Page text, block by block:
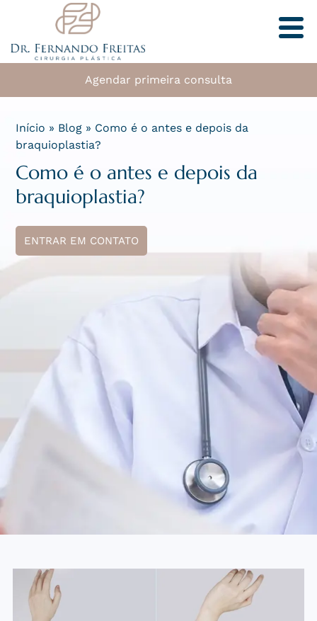
Agendar primeira consulta
Início » Blog » Como é o antes e depois da
braquioplastia?
Como é o antes e depois da
braquioplastia?
ENTRAR EM CONTATO